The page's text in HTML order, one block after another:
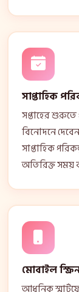
সাপ্তাহিক
সপ্তাহের
বিনোদনে
সাপ্তাহিক
অতিরিক্ত সময়
মোবাইল